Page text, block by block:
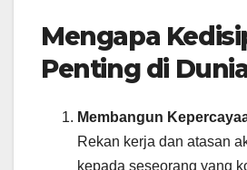
Mengapa
Penting di
Membangun
Rekan kerja dan atasan
kepada seseorang yang